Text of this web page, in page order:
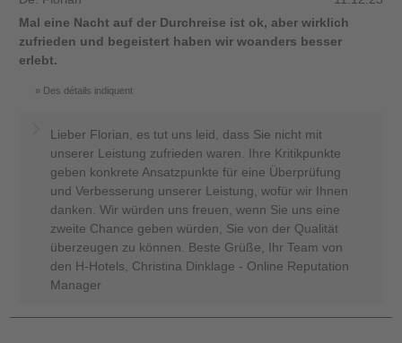
Mal eine Nacht auf der Durchreise ist ok, aber wirklich
zufrieden und begeistert haben wir woanders besser
erlebt.
Des détails indiquent
Lieber Florian, es tut uns leid, dass Sie nicht mit
unserer Leistung zufrieden waren. Ihre Kritikpunkte
geben konkrete Ansatzpunkte für eine Überprüfung
und Verbesserung unserer Leistung, wofür wir Ihnen
danken. Wir würden uns freuen, wenn Sie uns eine
zweite Chance geben würden, Sie von der Qualität
überzeugen zu können. Beste Grüße, Ihr Team von
den H-Hotels, Christina Dinklage - Online Reputation
Manager